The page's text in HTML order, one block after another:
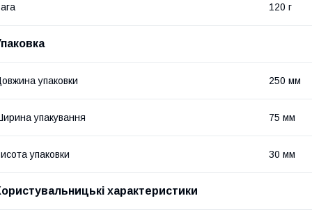
120 г
упаковки 250 мм
упакування 75 мм
упаковки 30 мм
характеристики